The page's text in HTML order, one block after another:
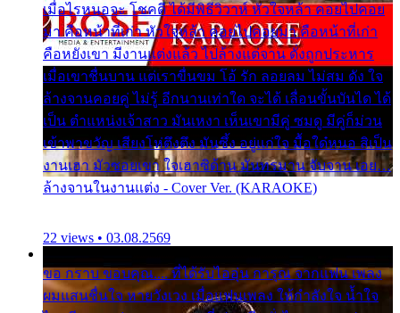
เมื่อไรหนอจะ โชคดี ได้มีพิธีวิวาห์ หัวใจหล้า คอยไปคอย
มา คือหน้าที่เก่า หัวใจหล้า คอยไปคอยมา คือหน้าที่เก่า
คือหยังเขา มีงานแต่งแล้ว ไปล้างแต่จาน ดั่งถูกประหาร
เมื่อเขาชื่นบาน แต่เราขื่นขม โอ้ รัก ลอยลม ไม่สม ดัง ใจ
ล้างจานคอยคู่ ไม่รู้ อีกนานเท่าใด จะได้ เลื่อนขั้นบันได ได้
เป็น ตำแหน่งเจ้าสาว มันเหงา เห็นเขามีคู่ ซมดู มีคู่ก็ม่วน
เข้าพาขวัญ เสียงโห่ตึงตึง มันซึ้ง อยู่แก่ใจ มื้อใด๋หนอ สิเป็น
งานเฮา มัวซอยเขา ใจเฮาซิด้าน มันทรมาน จับจาน เอย…
ล้างจานในงานแต่ง - Cover Ver. (KARAOKE)
22 views • 03.08.2569
ขอ กราบ ขอบคุณ.... ที่ได้รับไออุ่น การุณ จากแฟน เพลง
ผมแสนชื่นใจ หายวังเวง เมื่อแฟนเพลง ให้กำลังใจ น้ำใจ